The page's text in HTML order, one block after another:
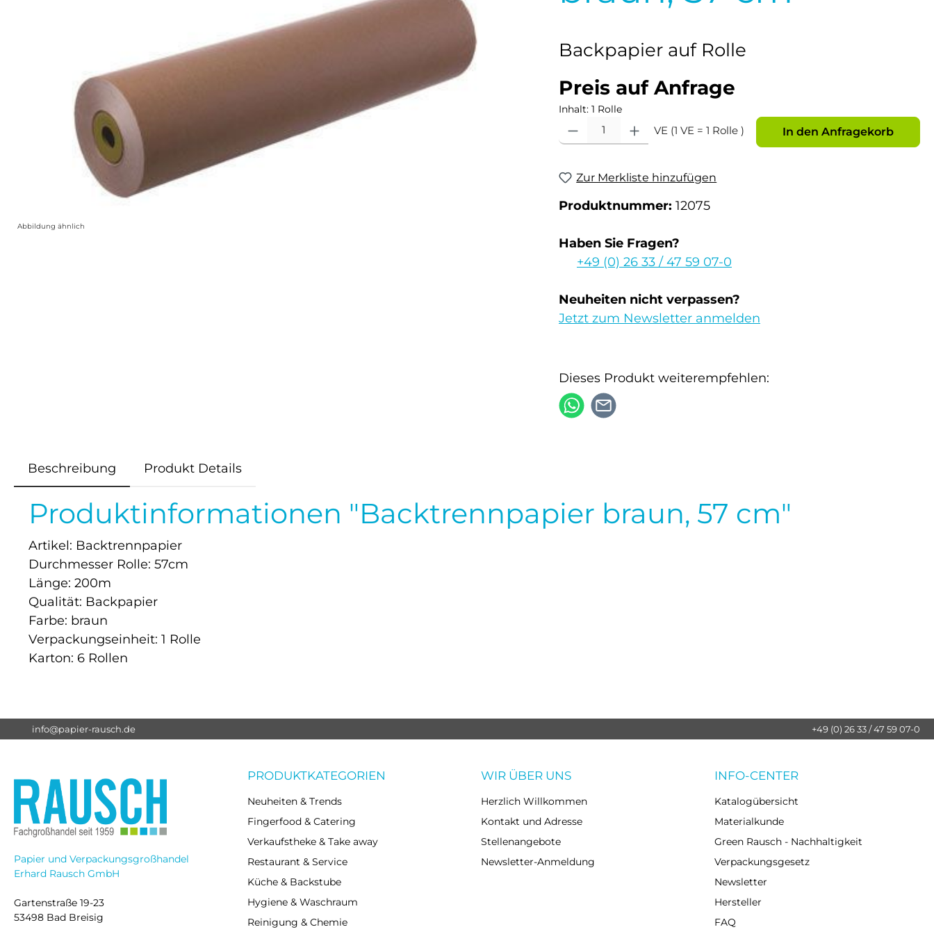
Abbildung ähnlich
Backpapier auf Rolle
Preis auf Anfrage
Inhalt: 1 Rolle
Produkt Anzahl: Gib den gewünschten Wert ein oder benutze die Schaltflächen um die
VE (1 VE = 1 Rolle ) In den Anfragekorb
Zur Merkliste hinzufügen
Produktnummer: 12075
Haben Sie Fragen?
+49 (0) 26 33 / 47 59 07-0
Neuheiten nicht verpassen?
Jetzt zum Newsletter anmelden
Dieses Produkt weiterempfehlen:
Beschreibung Produkt Details
Produktinformationen "Backtrennpapier braun, 57 cm"
Artikel: Backtrennpapier
Durchmesser Rolle: 57cm
Länge: 200m
Qualität: Backpapier
Farbe: braun
Verpackungseinheit: 1 Rolle
Karton: 6 Rollen
info@papier-rausch.de +49 (0) 26 33 / 47 59 07-0
Papier und Verpackungsgroßhandel
Erhard Rausch GmbH
Gartenstraße 19-23
53498 Bad Breisig
PRODUKTKATEGORIEN
Neuheiten & Trends
Fingerfood & Catering
Verkaufstheke & Take away
Restaurant & Service
Küche & Backstube
Hygiene & Waschraum
Reinigung & Chemie
WIR ÜBER UNS
Herzlich Willkommen
Kontakt und Adresse
Stellenangebote
Newsletter-Anmeldung
INFO-CENTER
Katalogübersicht
Materialkunde
Green Rausch - Nachhaltigkeit
Verpackungsgesetz
Newsletter
Hersteller
FAQ